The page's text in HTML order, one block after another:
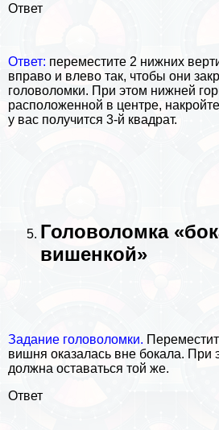
Ответ
Ответ: переместите 2 нижних
вправо и влево так, чтобы они
головоломки. При этом нижней
расположенной в центре,
у вас получится 3-й квадрат.
Головоломка
вишенкой»
Задание головоломки.
вишня оказалась вне бокала. При
должна оставаться той же.
Ответ